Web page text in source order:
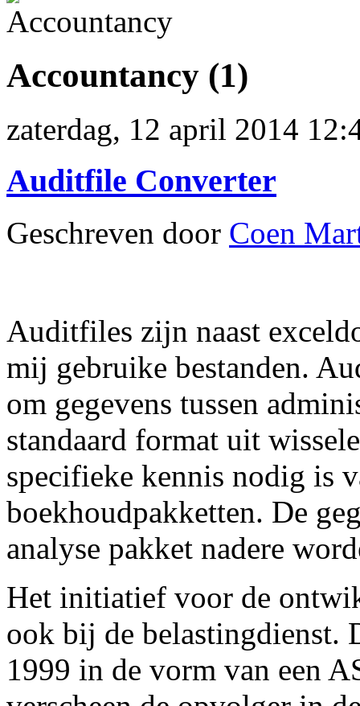
Accountancy (1)
zaterdag, 12 april 2014
Auditfile Converter
Geschreven door Coen
Auditfiles zijn naast
mij gebruike bestanden.
om gegevens tussen
standaard format uit
specifieke kennis nodig is
boekhoudpakketten. De
analyse pakket nadere
Het initiatief voor de
ook bij de belastingdienst.
1999 in de vorm van een